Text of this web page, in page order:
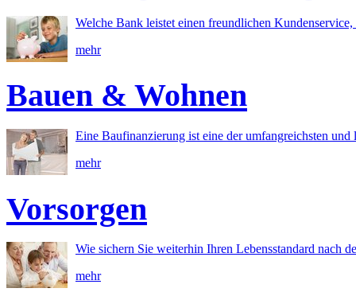
Welche Bank leistet einen freundlichen
mehr
Bauen & Wohnen
Eine Baufinanzierung ist eine der umfangreichsten
mehr
Vorsorgen
Wie sichern Sie weiterhin Ihren Lebensstandard nach
mehr